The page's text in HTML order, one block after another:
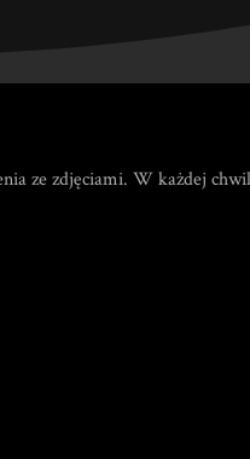
ze zdjęciami. W każdej